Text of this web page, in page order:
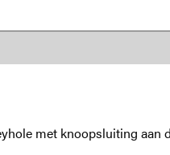
met knoopsluiting aan